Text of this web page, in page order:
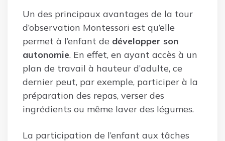
Un des principaux avantages de la tour
d’observation Montessori est qu’elle
permet à l’enfant de développer son
autonomie. En effet, en ayant accès à un
plan de travail à hauteur d’adulte, ce
dernier peut, par exemple, participer à la
préparation des repas, verser des
ingrédients ou même laver des légumes.
La participation de l’enfant aux tâches